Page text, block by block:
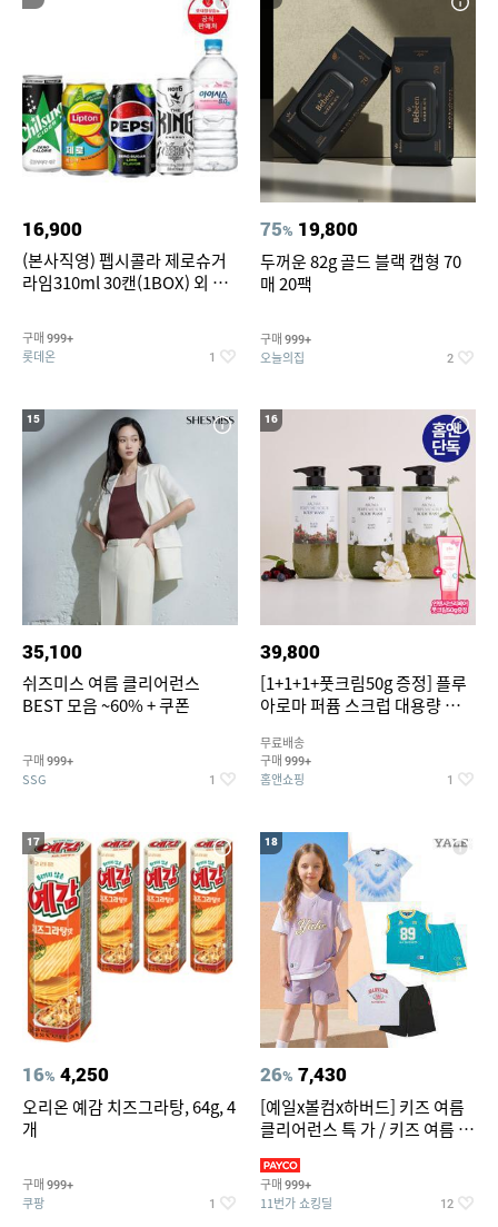
16,900
(본사직영) 펩시콜라 제로슈거
라임310ml 30캔(1BOX) 외 롯
구매 999+
롯데온 1
75% 19,800
두꺼운 82g 골드 블랙 캡형 70
매 20팩
구매 999+
오늘의집 2
15
35,100
쉬즈미스 여름 클리어런스
BEST 모음 ~60% + 쿠폰
구매 999+
SSG 1
16
39,800
[1+1+1+풋크림50g 증정] 플루
아로마 퍼퓸 스크럽 대용량 바디
무료배송
구매 999+
홈앤쇼핑 1
17
16% 4,250
오리온 예감 치즈그라탕, 64g, 4
개
구매 999+
쿠팡 1
18
26% 7,430
[예일x볼컴x하버드] 키즈 여름
클리어런스 특 가 / 키즈 여름 수
구매 999+
11번가 쇼킹딜 12